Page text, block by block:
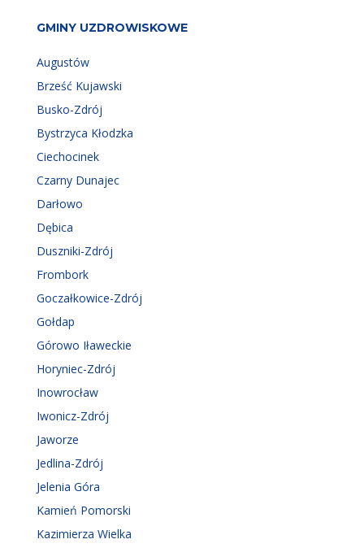
GMINY UZDROWISKOWE
Augustów
Brześć Kujawski
Busko-Zdrój
Bystrzyca Kłodzka
Ciechocinek
Czarny Dunajec
Darłowo
Dębica
Duszniki-Zdrój
Frombork
Goczałkowice-Zdrój
Gołdap
Górowo Iławeckie
Horyniec-Zdrój
Inowrocław
Iwonicz-Zdrój
Jaworze
Jedlina-Zdrój
Jelenia Góra
Kamień Pomorski
Kazimierza Wielka